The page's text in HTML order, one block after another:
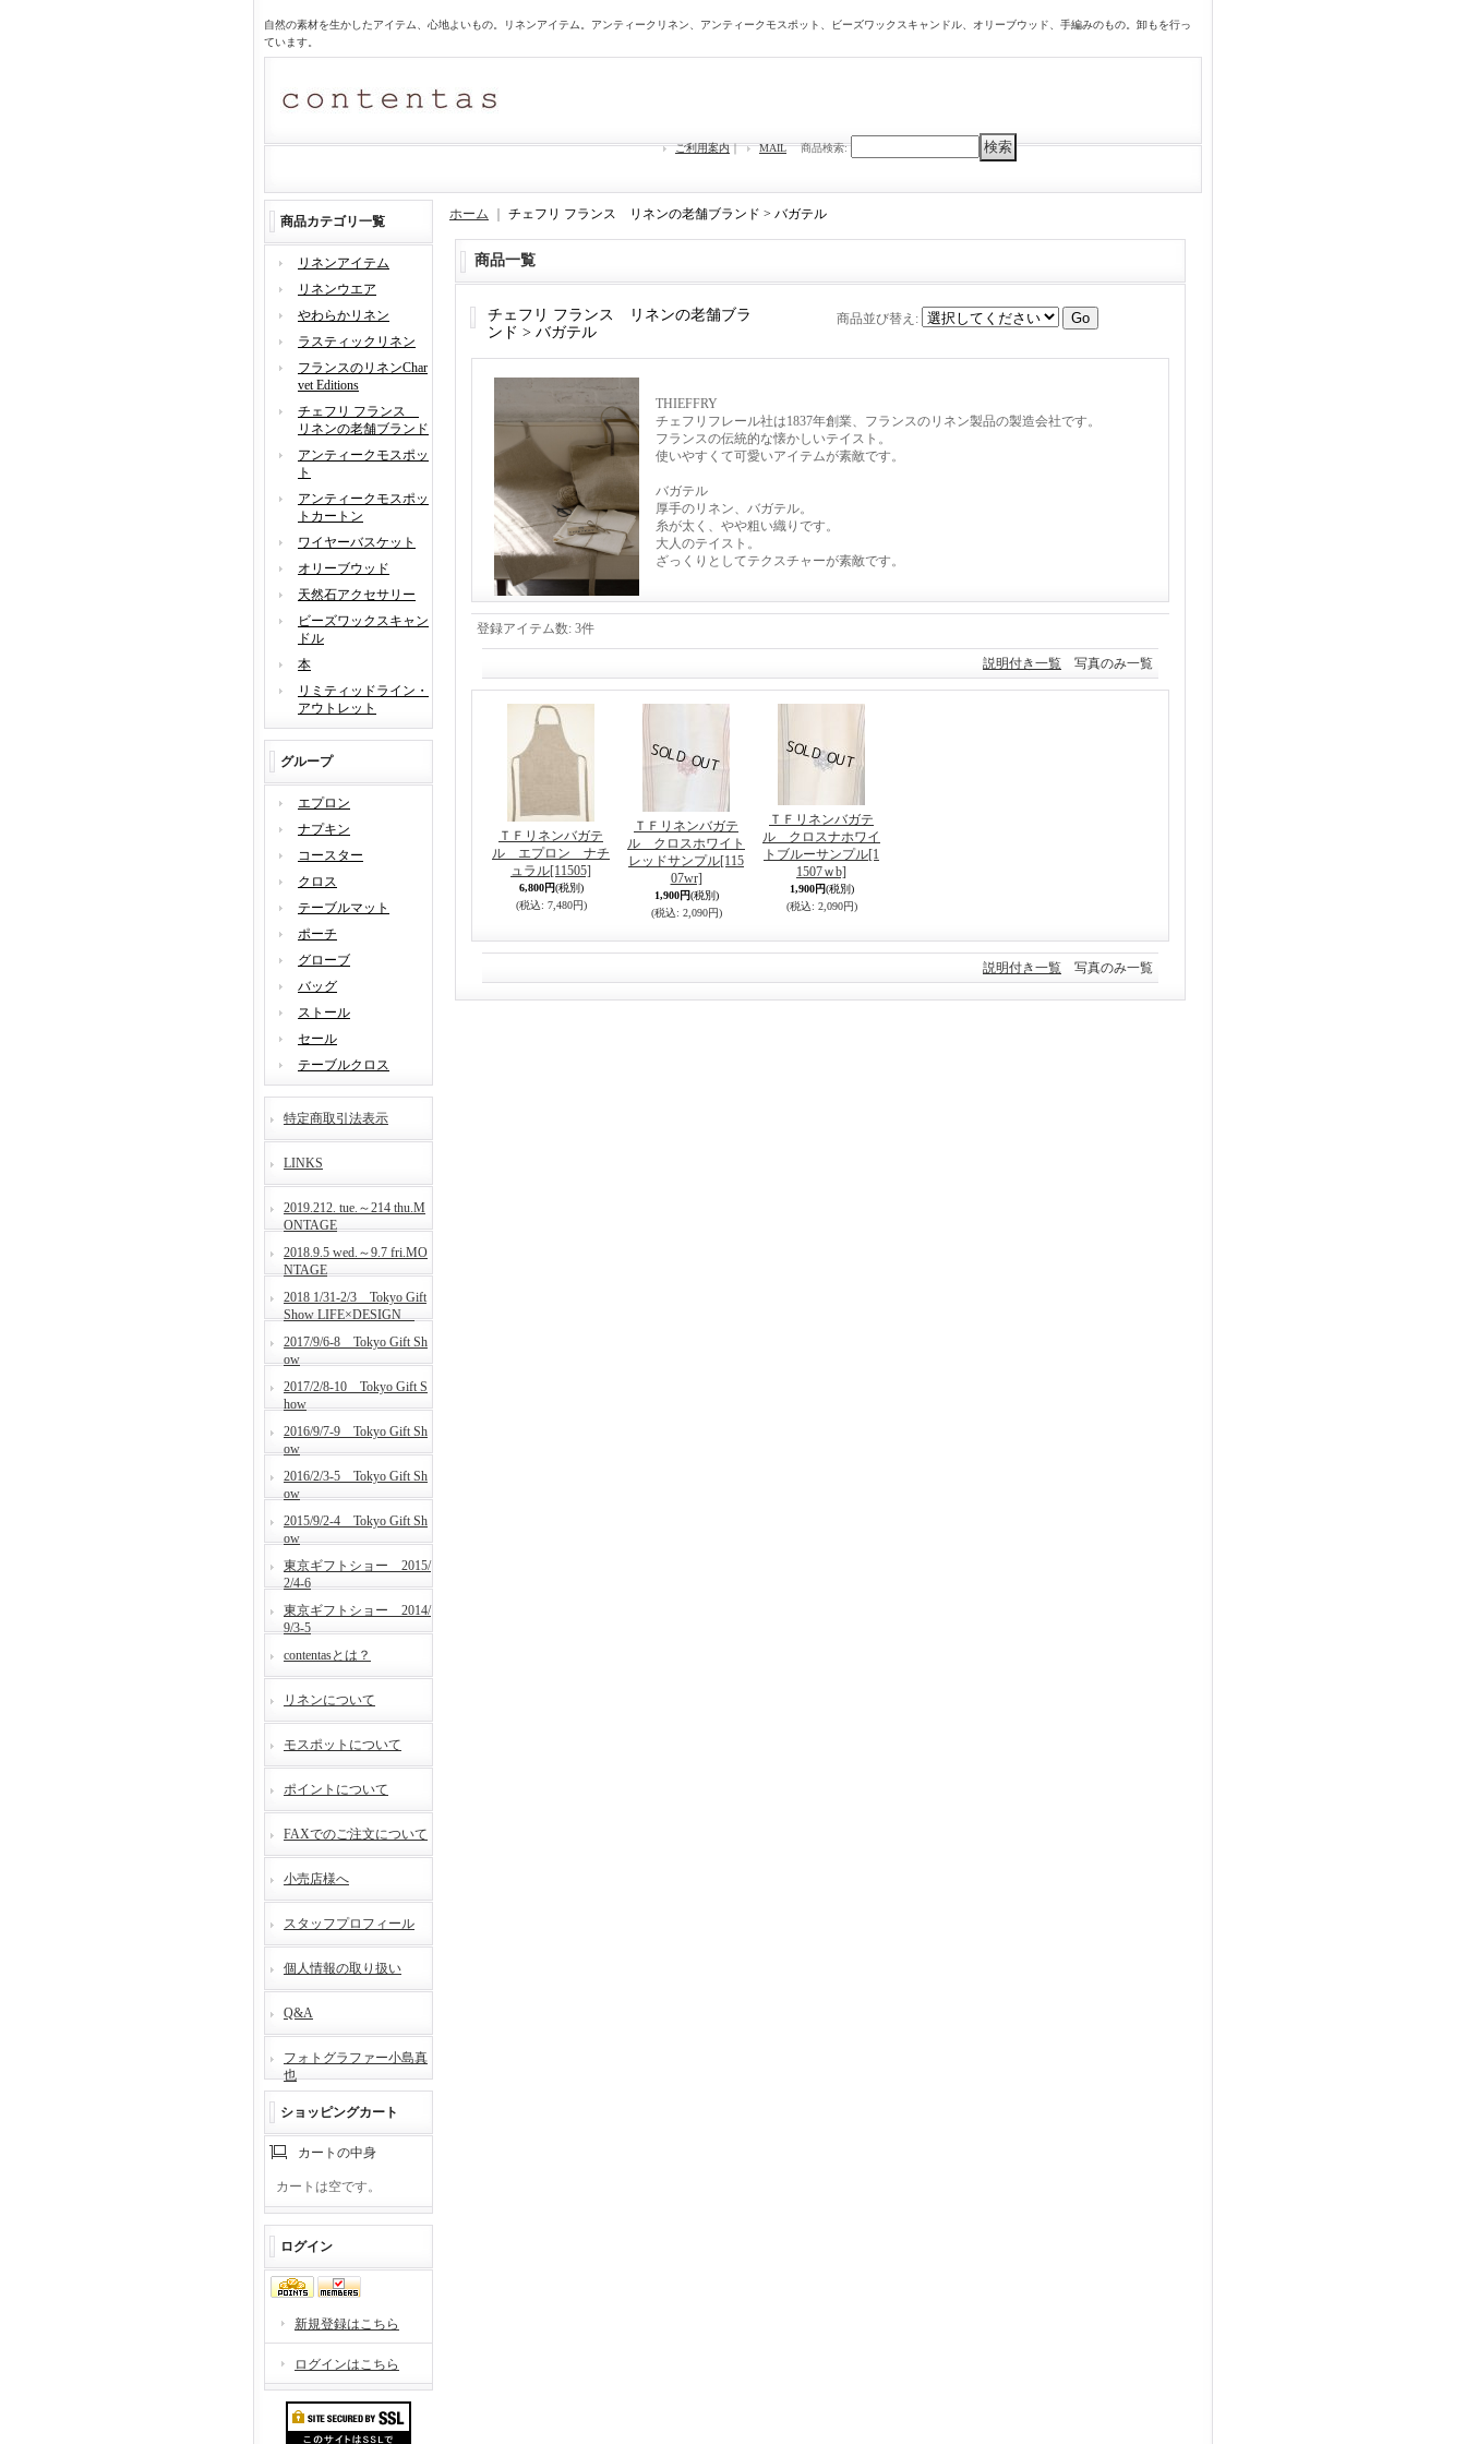
自然の素材を生かしたアイテム、心地よいもの。リネンアイテム。アンティークリネン、アンティークモスポット、ビーズワックスキャンドル、オリーブウッド、手編みのもの。卸もを行っ
ています。
ご利用案内｜ MAIL 商品検索:
商品カテゴリ一覧
リネンアイテム
リネンウエア
やわらかリネン
ラスティックリネン
フランスのリネンChar
vet Editions
チェフリ フランス
リネンの老舗ブランド
アンティークモスポッ
ト
アンティークモスポッ
トカートン
ワイヤーバスケット
オリーブウッド
天然石アクセサリー
ビーズワックスキャン
ドル
本
リミティッドライン・
アウトレット
グループ
エプロン
ナプキン
コースター
クロス
テーブルマット
ポーチ
グローブ
バッグ
ストール
セール
テーブルクロス
特定商取引法表示
LINKS
2019.212. tue.～214 thu.M
ONTAGE
2018.9.5 wed.～9.7 fri.MO
NTAGE
2018 1/31-2/3 Tokyo Gift
Show LIFE×DESIGN
2017/9/6-8 Tokyo Gift Sh
ow
2017/2/8-10 Tokyo Gift S
how
2016/9/7-9 Tokyo Gift Sh
ow
2016/2/3-5 Tokyo Gift Sh
ow
2015/9/2-4 Tokyo Gift Sh
ow
東京ギフトショー 2015/
2/4-6
東京ギフトショー 2014/
9/3-5
contentasとは？
リネンについて
モスポットについて
ポイントについて
FAXでのご注文について
小売店様へ
スタッフプロフィール
個人情報の取り扱い
Q&A
フォトグラファー小島真
也
ショッピングカート
カートの中身
カートは空です。
ログイン
新規登録はこちら
ログインはこちら
ホーム チェフリ フランス リネンの老舗ブランド > バガテル
商品一覧
チェフリ フランス リネンの老舗ブラ
ンド > バガテル
商品並び替え :
THIEFFRY
チェフリフレール社は1837年創業、フランスのリネン製品の製造会社です。
フランスの伝統的な懐かしいテイスト。
使いやすくて可愛いアイテムが素敵です。
バガテル
厚手のリネン、バガテル。
糸が太く、やや粗い織りです。
大人のテイスト。
ざっくりとしてテクスチャーが素敵です。
登録アイテム数: 3件
説明付き一覧 写真のみ一覧
ＴＦリネンバガテ
ル エプロン ナチ
ュラル[11505]
6,800円(税別)
(税込: 7,480円)
ＴＦリネンバガテ
ル クロスホワイト
レッドサンプル[115
07wr]
1,900円(税別)
(税込: 2,090円)
ＴＦリネンバガテ
ル クロスナホワイ
トブルーサンプル[1
1507ｗb]
1,900円(税別)
(税込: 2,090円)
説明付き一覧 写真のみ一覧